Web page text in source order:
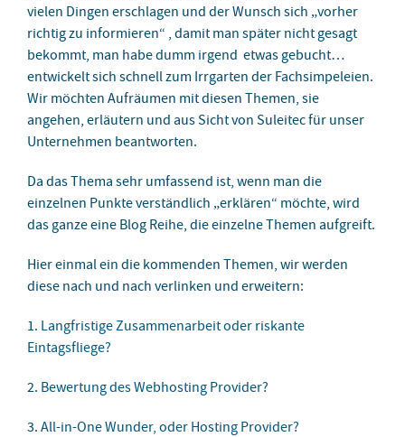
vielen Dingen erschlagen und der Wunsch sich „vorher
richtig zu informieren“ , damit man später nicht gesagt
bekommt, man habe dumm irgend etwas gebucht…
entwickelt sich schnell zum Irrgarten der Fachsimpeleien.
Wir möchten Aufräumen mit diesen Themen, sie
angehen, erläutern und aus Sicht von Suleitec für unser
Unternehmen beantworten.
Da das Thema sehr umfassend ist, wenn man die
einzelnen Punkte verständlich „erklären“ möchte, wird
das ganze eine Blog Reihe, die einzelne Themen aufgreift.
Hier einmal ein die kommenden Themen, wir werden
diese nach und nach verlinken und erweitern:
1. Langfristige Zusammenarbeit oder riskante
Eintagsfliege?
2. Bewertung des Webhosting Provider?
3. All-in-One Wunder, oder Hosting Provider?